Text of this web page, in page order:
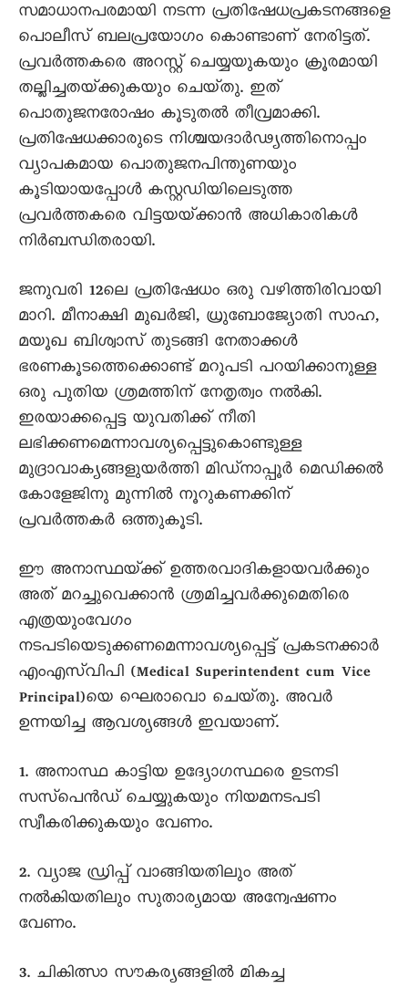
സമാധാനപരമായി നടന്ന പ്രതിഷേധപ്രകടനങ്ങളെ
പൊലീസ്‌ ബലപ്രയോഗം കൊണ്ടാണ്‌ നേരിട്ടത്‌.
പ്രവർത്തകരെ അറസ്റ്റ്‌ ചെയ്യയുകയും ക്രൂരമായി
തല്ലിച്ചതയ്‌ക്കുകയും ചെയ്‌തു. ഇത്‌
പൊതുജനരോഷം കൂടുതൽ തീവ്രമാക്കി.
പ്രതിഷേധക്കാരുടെ നിശ്ചയദാർഢ്യത്തിനൊപ്പം
വ്യാപകമായ പൊതുജനപിന്തുണയും
കൂടിയായപ്പോൾ കസ്റ്റഡിയിലെടുത്ത
പ്രവർത്തകരെ വിട്ടയയ്‌ക്കാൻ അധികാരികൾ
നിർബന്ധിതരായി.
ജനുവരി 12ലെ പ്രതിഷേധം ഒരു വഴിത്തിരിവായി
മാറി. മീനാക്ഷി മുഖർജി, ധ്രുബോജ്യോതി സാഹ,
മയൂഖ ബിശ്വാസ്‌ തുടങ്ങി നേതാക്കൾ
ഭരണകൂടത്തെക്കൊണ്ട്‌ മറുപടി പറയിക്കാനുള്ള
ഒരു പുതിയ ശ്രമത്തിന്‌ നേതൃത്വം നൽകി.
ഇരയാക്കപ്പെട്ട യുവതിക്ക്‌ നീതി
ലഭിക്കണമെന്നാവശ്യപ്പെട്ടുകൊണ്ടുള്ള
മുദ്രാവാക്യങ്ങളുയർത്തി മിഡ്‌നാപ്പൂർ മെഡിക്കൽ
കോളേജിനു മുന്നിൽ നൂറുകണക്കിന്‌
പ്രവർത്തകർ ഒത്തുകൂടി.
ഈ അനാസ്ഥയ്‌ക്ക്‌ ഉത്തരവാദികളായവർക്കും
അത്‌ മറച്ചുവെക്കാൻ ശ്രമിച്ചവർക്കുമെതിരെ
എത്രയുംവേഗം
നടപടിയെടുക്കണമെന്നാവശ്യപ്പെട്ട്‌ പ്രകടനക്കാർ
എംഎസ്‌വിപി (Medical Superintendent cum Vice
Principal)യെ ഘെരാവൊ ചെയ്‌തു. അവർ
ഉന്നയിച്ച ആവശ്യങ്ങൾ ഇവയാണ്‌.
1. അനാസ്ഥ കാട്ടിയ ഉദ്യോഗസ്ഥരെ ഉടനടി
സസ്‌പെൻഡ്‌ ചെയ്യുകയും നിയമനടപടി
സ്വീകരിക്കുകയും വേണം.
2. വ്യാജ ഡ്രിപ്പ്‌ വാങ്ങിയതിലും അത്‌
നൽകിയതിലും സുതാര്യമായ അന്വേഷണം
വേണം.
3. ചികിത്സാ സൗകര്യങ്ങളിൽ മികച്ച